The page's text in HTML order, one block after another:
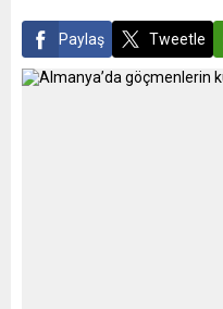
Paylaş Tweetle